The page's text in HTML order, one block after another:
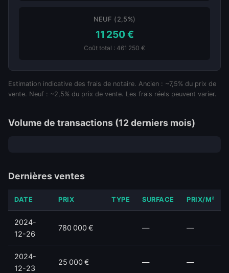
NEUF (2,5%)
11 250 €
Coût total : 461 250 €
Estimation indicative des frais de notaire. Ancien : ~7,5% du prix de
vente. Neuf : ~2,5% du prix de vente. Les frais réels peuvent varier.
Volume de transactions (12 derniers mois)
Dernières ventes
DATE PRIX TYPE SURFACE PRIX/M²
2024-
12-26
780 000 € — —
2024-
12-23
25 000 € — —